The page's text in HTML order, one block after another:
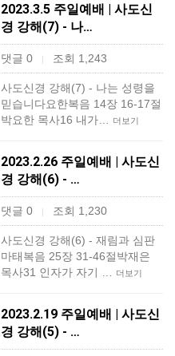
2023.3.5 주일예배 | 사도신
경 강해(7) - 나…
댓글 0 | 조회 1,243
사도신경 강해(7) - 나는 성령을
믿습니다요한복음 14장 16-17절
박요한 목사16 내가…
더보기
2023.2.26 주일예배 | 사도신
경 강해(6) - …
댓글 0 | 조회 1,230
사도신경 강해(6) - 재림과 심판
마태복음 25장 31-46절박재은
목사31 인자가 자기 …
더보기
2023.2.19 주일예배 | 사도신
경 강해(5) - …